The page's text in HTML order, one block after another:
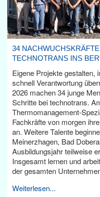
34
TECHNOTRANS INS
Eigene Projekte gestalten,
schnell Verantwortung
2026 machen 34 junge
Schritte bei technotrans.
Thermomanagement-
Fachkräfte von morgen
an. Weitere Talente
Meinerzhagen, Bad
Ausbildungsjahr teilweise
Insgesamt lernen und
der gesamten
Weiterlesen...